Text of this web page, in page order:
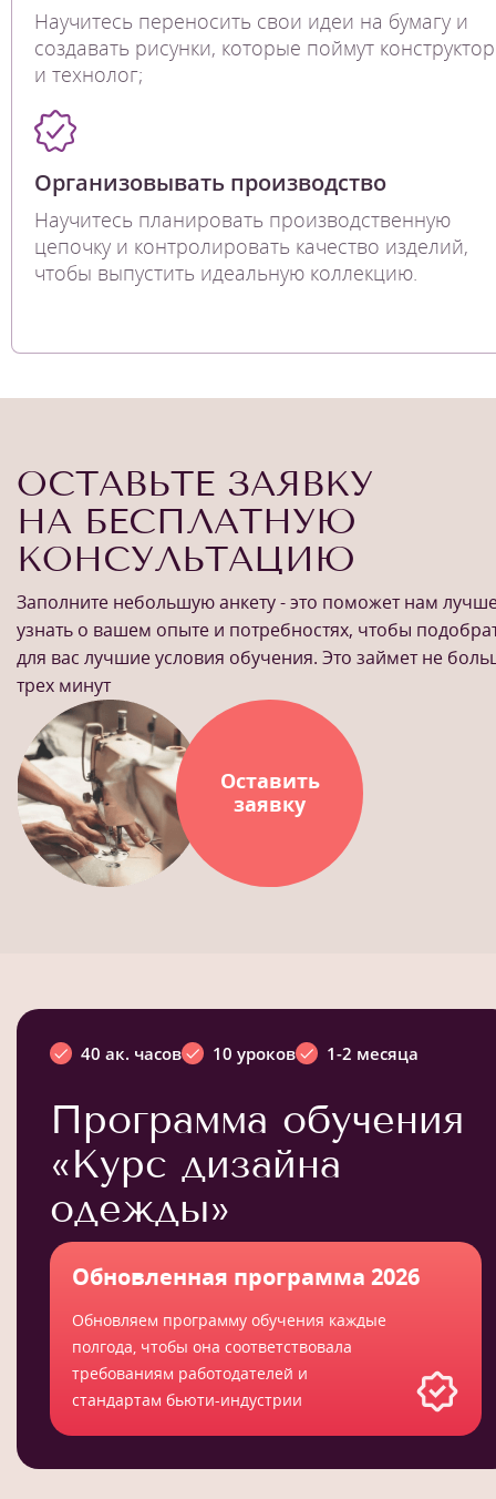
Научитесь переносить свои идеи на бумагу и
создавать рисунки, которые поймут конструктор
и технолог;
Организовывать производство
Научитесь планировать производственную
цепочку и контролировать качество изделий,
чтобы выпустить идеальную коллекцию.
ОСТАВЬТЕ ЗАЯВКУ
НА БЕСПЛАТНУЮ
КОНСУЛЬТАЦИЮ
Заполните небольшую анкету - это поможет нам
узнать о вашем опыте и потребностях, чтобы
для вас лучшие условия обучения. Это займет не
трех минут
Оставить
заявку
40 ак. часов 10 уроков 1-2 месяца
Программа обучения
«Курс дизайна
одежды»
Обновленная программа 2026
Обновляем программу обучения каждые
полгода, чтобы она соответствовала
требованиям работодателей и
стандартам бьюти-индустрии